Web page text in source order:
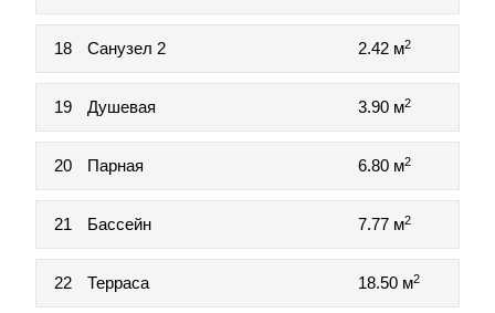
18 Санузел 2 2.42 м2
19 Душевая 3.90 м2
20 Парная 6.80 м2
21 Бассейн 7.77 м2
22 Терраса 18.50 м2